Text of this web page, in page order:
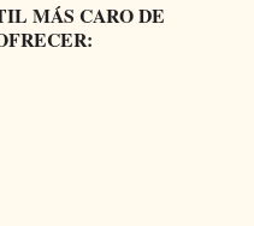
MÁS CARO DE